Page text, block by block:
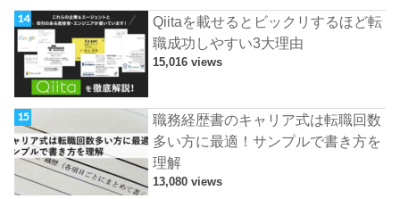
Qiitaを載せるとビックリするほど転
職成功しやすい3大理由
15,016 views
職務経歴書のキャリア式は転職回数
多い方に最適！サンプルで書き方を
理解
13,080 views